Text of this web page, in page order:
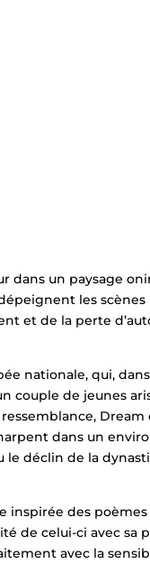
dans un paysage
les scènes
et de la perte
nationale, qui,
couple de jeunes
Dream
dans un
le déclin de la
des poèmes
de celui-ci avec sa
avec la